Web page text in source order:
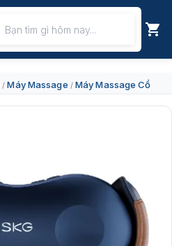
/ Máy Massage / Máy Massage Cổ